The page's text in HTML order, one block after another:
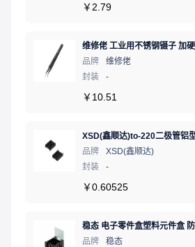
￥ 2.79
品牌
维修佬
封装
-
￥ 10.51
品牌
XSD(鑫顺达)
封装
-
￥0.60525
稳态 电子零件盒塑料元件盒
品牌
稳态